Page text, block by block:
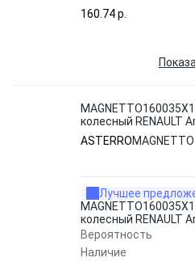
160.74 p.
колесный RENAULT
R16 ASTERRO
ASTERRO
Лучшее
колесный RENAULT
Вероятность
Наличие